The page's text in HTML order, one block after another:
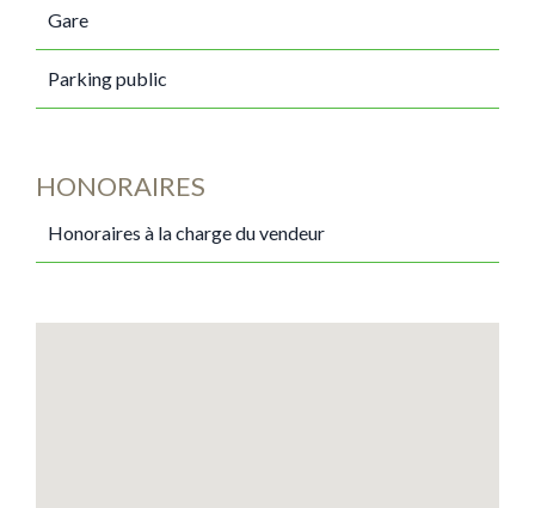
Gare
Parking public
HONORAIRES
Honoraires à la charge du vendeur